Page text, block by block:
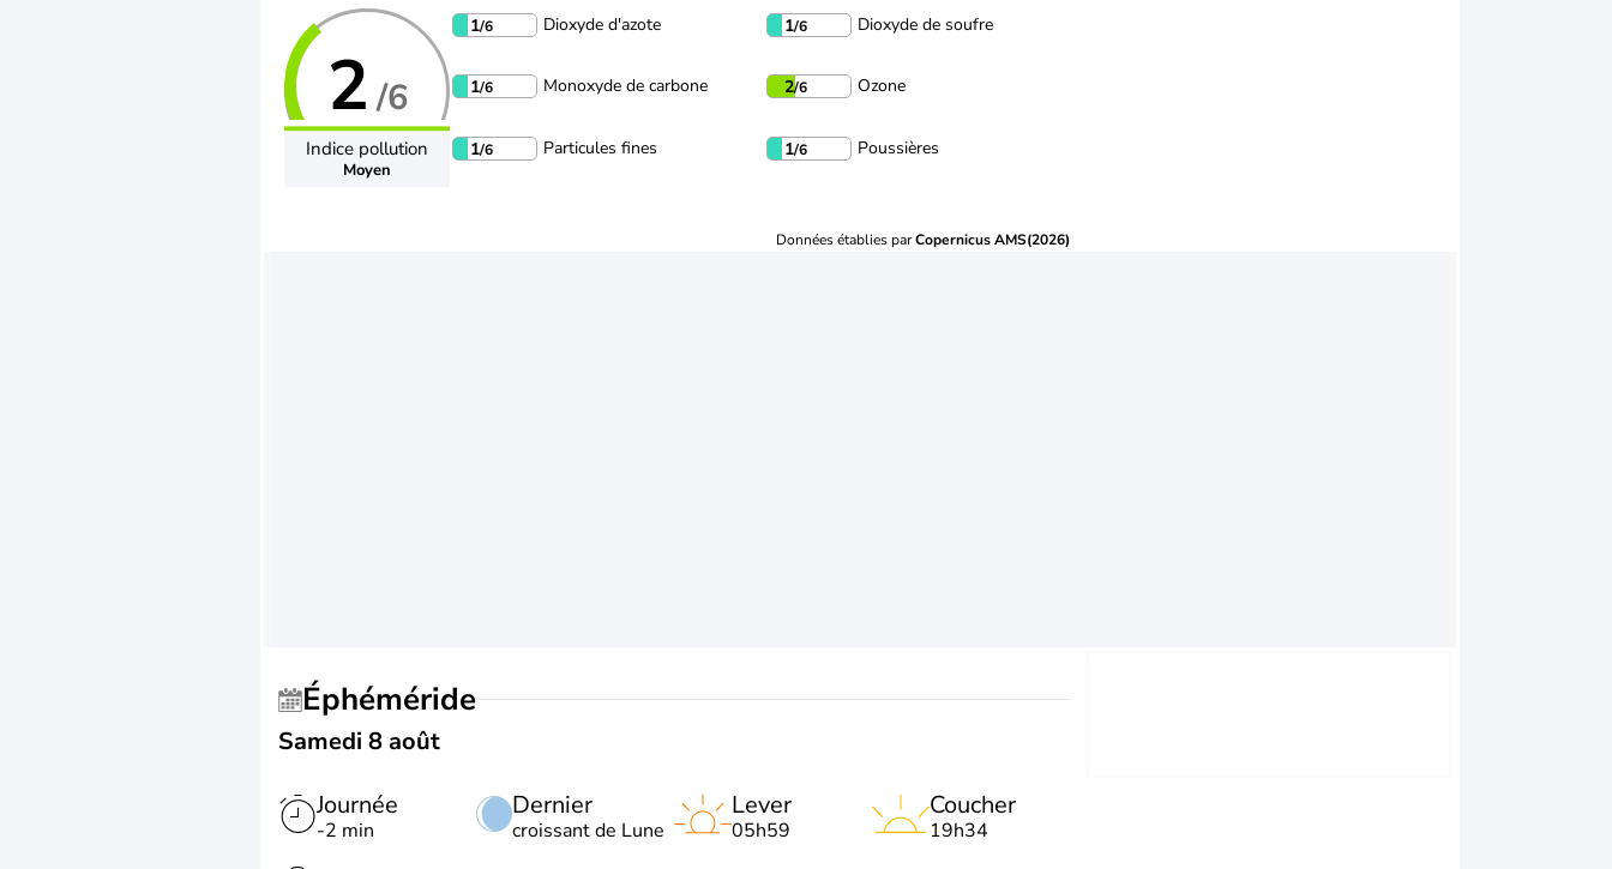
2 /6
Indice pollution
Moyen
1/6 Dioxyde d'azote 1/6 Dioxyde de soufre
1/6 Monoxyde de carbone 2/6 Ozone
1/6 Particules fines 1/6 Poussières
Données établies parCopernicus AMS(2026)
Éphéméride
Samedi 8 août
Journée
-2 min
Dernier
croissant de Lune
Lever
05h59
Coucher
19h34